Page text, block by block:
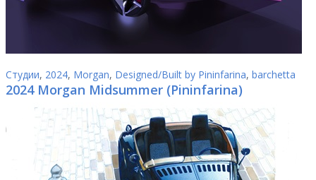
Студии, 2024, Morgan, Designed/Built by Pininfarina, barchetta
2024 Morgan Midsummer (Pininfarina)